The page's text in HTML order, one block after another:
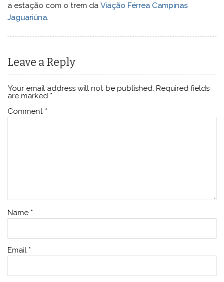
a estação com o trem daViação Férrea Campinas
Jaguariúna.
Leave a Reply
Your email address will not be published. Required fields
are marked *
Comment *
Name *
Email *